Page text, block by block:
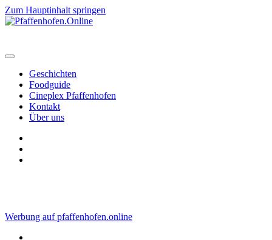
Zum Hauptinhalt springen
Geschichten
Foodguide
Cineplex Pfaffenhofen
Kontakt
Über uns
Werbung auf pfaffenhofen.online